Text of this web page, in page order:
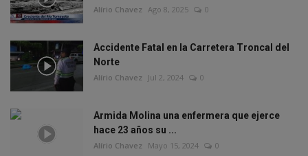
Alírio Chavez Ago 8, 2025 0
Accidente Fatal en la Carretera Troncal del
Norte
Alírio Chavez Jul 2, 2024 0
Armida Molina una enfermera que ejerce
hace 23 años su ...
Alírio Chavez Mayo 15, 2024 0